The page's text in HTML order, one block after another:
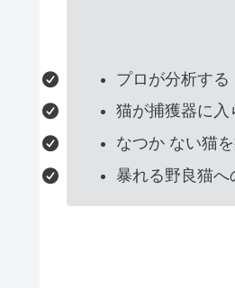
プロが分析す
猫が捕獲器に入
なつか ない猫
暴れる野良猫